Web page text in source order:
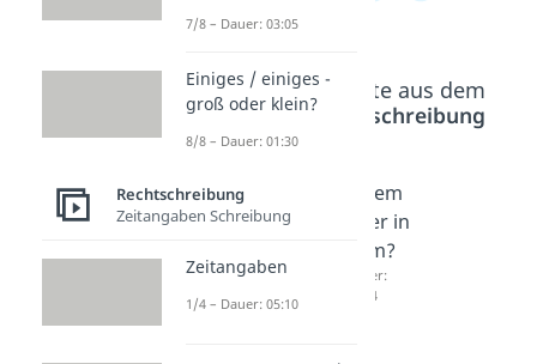
Beliebte Inhalte aus dem
BereichRechtschreibung
zustan
de oder
Stande
?
deliege
Dauer:
01:23
indem
oder in
dem?
Dauer:
02:44
7/8 – Dauer: 03:05
Einiges / einiges -
groß oder klein?
8/8 – Dauer: 01:30
Rechtschreibung
Zeitangaben Schreibung
Zeitangaben
1/4 – Dauer: 05:10